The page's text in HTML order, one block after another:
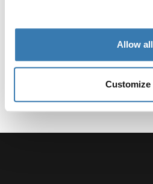
Allow all
Customize